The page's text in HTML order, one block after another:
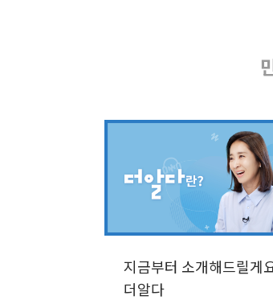
지금부터 소개해드릴게
더알다